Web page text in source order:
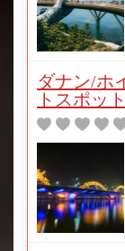
ダナン/ホ
トスポッ